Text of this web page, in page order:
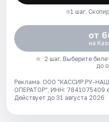
1 шаг.
от
на
2 шаг. Выберите
до
Реклама. ООО "КАССИР.РУ-
ОПЕРАТОР", ИНН: 7841075409
Действует до 31 августа 2026